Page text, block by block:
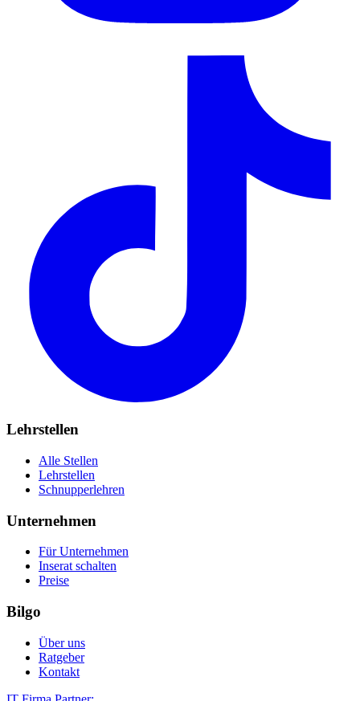
Lehrstellen
Alle Stellen
Lehrstellen
Schnupperlehren
Unternehmen
Für Unternehmen
Inserat schalten
Preise
Bilgo
Über uns
Ratgeber
Kontakt